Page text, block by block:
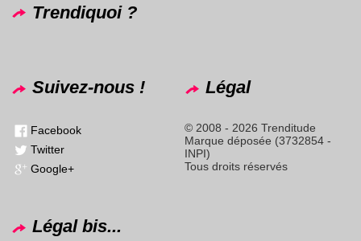
Trendiquoi ?
Suivez-nous !
Facebook
Twitter
Google+
Légal
© 2008 - 2026 Trenditude
Marque déposée (3732854 -
INPI)
Tous droits réservés
Légal bis...